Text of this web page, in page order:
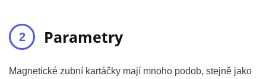
Parametry
Magnetické zubní kartáčky mají mnoho podob, stejně jako